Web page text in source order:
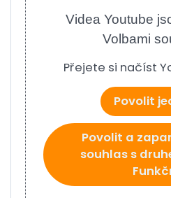
Videa Youtube
Volbami
Přejete si načíst
Povolit
Povolit a
souhlas s